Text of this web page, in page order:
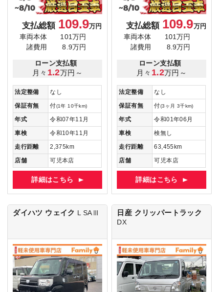
支払総額 109.9万円
車両本体
101万円
諸費用
8.9万円
ローン支払額
月々 1.2万円～
法定整備
なし
保証有無
付(1年 10千km)
年式
令和07年11月
車検
令和10年11月
走行距離
2,375km
店舗
可児本店
詳細はこちら
支払総額 109.9万円
車両本体
101万円
諸費用
8.9万円
ローン支払額
月々 1.2万円～
法定整備
なし
保証有無
付(3ヶ月 3千km)
年式
令和01年06月
車検
検無し
走行距離
63,455km
店舗
可児本店
詳細はこちら
ダイハツ ウェイク L SAⅢ 日産 クリッパートラック
DX